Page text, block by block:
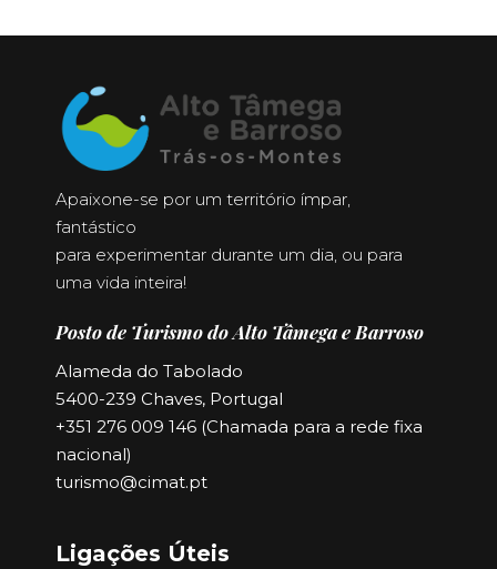
Apaixone-se por um território ímpar,
fantástico
para experimentar durante um dia, ou para
uma vida inteira!
Posto de Turismo do Alto Tâmega e Barroso
Alameda do Tabolado
5400-239 Chaves, Portugal
+351 276 009 146 (Chamada para a rede fixa
nacional)
turismo@cimat.pt
Ligações Úteis